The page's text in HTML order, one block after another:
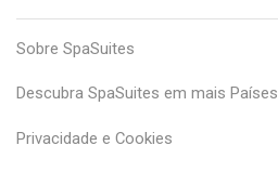
Sobre SpaSuites
Descubra SpaSuites em mais Países
Privacidade e Cookies